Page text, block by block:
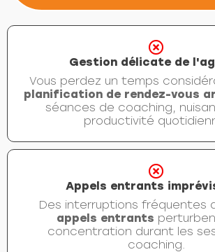
Gestion délicate de
Vous perdez un temps
planification de rendez-vous
séances de coaching,
productivité
Appels entrants
Des interruptions fréquentes
appels entrants
concentration durant les
coaching.